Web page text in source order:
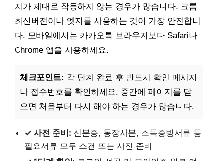
지가 제대로 작동하지 않는 경우가 많습니다. 크롬
최신버전이나 엣지를 사용하는 것이 가장 안전합니
다. 모바일에서는 카카오톡 브라우저보다 Safari나
Chrome 앱을 사용하세요.
체크포인트: 각 단계 완료 후 반드시 확인 메시지
나 접수번호를 확인하세요. 중간에 페이지를 닫
으면 처음부터 다시 해야 하는 경우가 많습니다.
✓ 사전 준비: 신분증, 통장사본, 소득증빙서류 등
필요서류 모두 스캔 또는 사진 준비